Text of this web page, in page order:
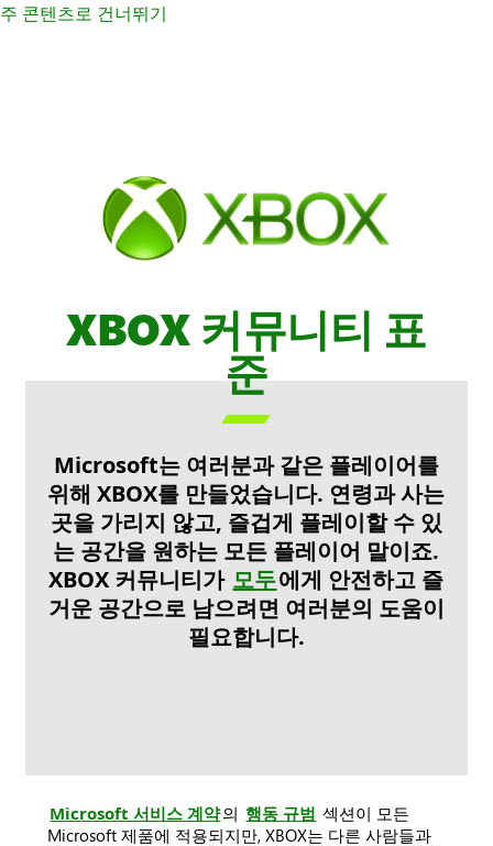
주 콘텐츠로 건너뛰기
XBOX 커뮤니티 표
준

Microsoft는 여러분과 같은 플레이어를
위해 XBOX를 만들었습니다. 연령과 사는
곳을 가리지 않고, 즐겁게 플레이할 수 있
는 공간을 원하는 모든 플레이어 말이죠.
XBOX 커뮤니티가 모두에게 안전하고 즐
거운 공간으로 남으려면 여러분의 도움이
필요합니다.
Microsoft 서비스 계약의 행동 규범 섹션이 모든
Microsoft 제품에 적용되지만, XBOX는 다른 사람들과